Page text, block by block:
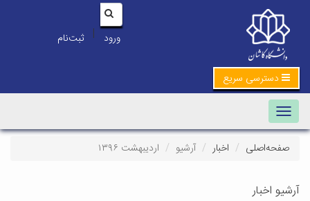
ورود | ثبت‌نام
دسترسی سریع
Toggle navigation
صفحه‌اصلی اخبار آرشیو اردیبهشت ۱۳۹۶
آرشیو اخبار